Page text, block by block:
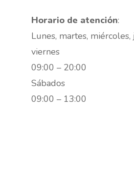
Horario de atención:
Lunes, martes,
viernes
09:00 – 20:00
Sábados
09:00 – 13:00